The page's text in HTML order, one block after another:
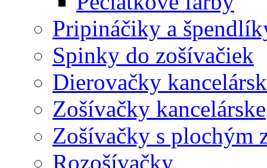
Pripináčiky a
Spinky do zošívačiek
Dierovačky
Zošívačky kancelárske
Zošívačky s plochým
Rozošívačky